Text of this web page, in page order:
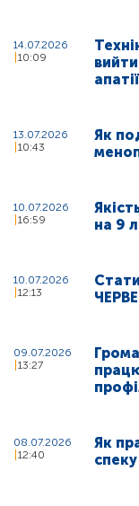
14.07.2026
10:09
апатії
13.07.2026
10:43
Як
10.07.2026
16:59
на 9
10.07.2026
12:13
09.07.2026
13:27
08.07.2026
12:40
Як
спеку